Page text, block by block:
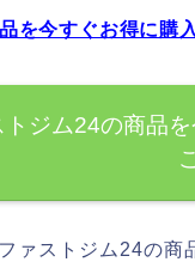
を今すぐお得に購
トジム24の商品
ァストジム24の